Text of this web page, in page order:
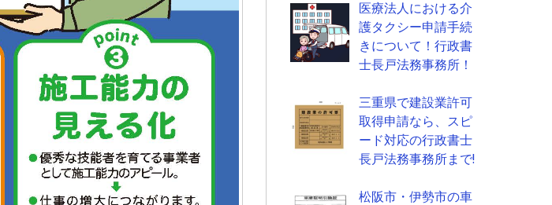
医療法人における介
護タクシー申請手続
きについて！行政書
士長戸法務事務所！
三重県で建設業許可
取得申請なら、スピ
ード対応の行政書士
長戸法務事務所まで!
松阪市・伊勢市の車